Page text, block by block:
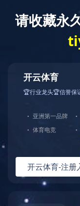
石墨管、石墨锥
自动进样器样品杯
原装进口石墨管、